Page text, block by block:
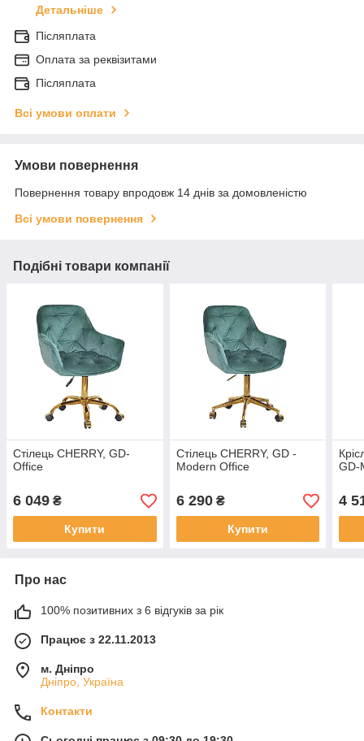
Детальніше
Післяплата
Оплата за реквізитами
Післяплата
Всі умови оплати
Умови повернення
Повернення товару впродовж 14 днів за домовленістю
Всі умови повернення
Подібні товари компанії
Стілець CHERRY, GD-
Office
6 049 ₴
Купити
Стілець CHERRY, GD -
Modern Office
6 290₴
Купити
GD-
4
Про нас
100% позитивних з 6 відгуків за рік
Працює з 22.11.2013
м. Дніпро
Дніпро, Україна
Контакти